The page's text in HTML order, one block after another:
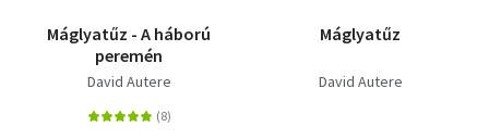
Máglyatűz - A háború
peremén
David Autere
Máglyatűz
David Autere